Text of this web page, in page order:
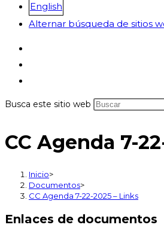
English
Alternar búsqueda de sitios
Busca este sitio web
CC Agenda 7-
Inicio>
Documentos>
CC Agenda 7-22-2025 – Links
Enlaces de documentos